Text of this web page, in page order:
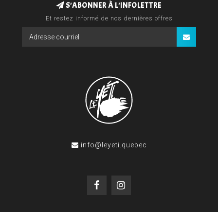
S'ABONNER À L'INFOLETTRE
Et restez informé de nos dernières offres
info@leyeti.quebec